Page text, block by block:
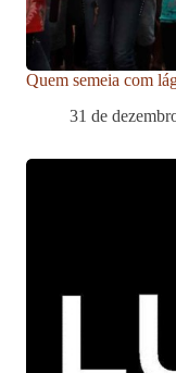
Quem semeia com
31 de